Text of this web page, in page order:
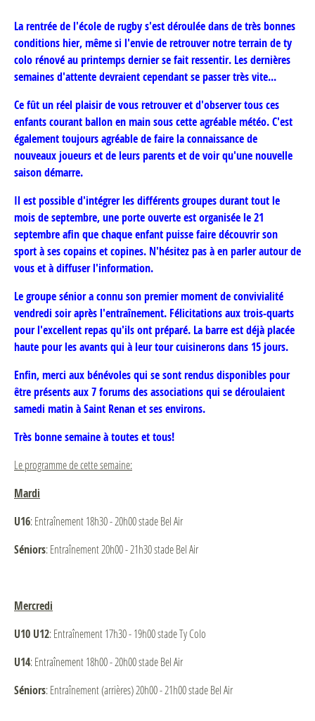
La rentrée de l'école de rugby s'est déroulée dans de très bonnes
conditions hier, même si l'envie de retrouver notre terrain de ty
colo rénové au printemps dernier se fait ressentir. Les dernières
semaines d'attente devraient cependant se passer très vite...
Ce fût un réel plaisir de vous retrouver et d'observer tous ces
enfants courant ballon en main sous cette agréable météo. C'est
également toujours agréable de faire la connaissance de
nouveaux joueurs et de leurs parents et de voir qu'une nouvelle
saison démarre.
Il est possible d'intégrer les différents groupes durant tout le
mois de septembre, une porte ouverte est organisée le 21
septembre afin que chaque enfant puisse faire découvrir son
sport à ses copains et copines. N'hésitez pas à en parler autour de
vous et à diffuser l'information.
Le groupe sénior a connu son premier moment de convivialité
vendredi soir après l'entraînement. Félicitations aux trois-quarts
pour l'excellent repas qu'ils ont préparé. La barre est déjà placée
haute pour les avants qui à leur tour cuisinerons dans 15 jours.
Enfin, merci aux bénévoles qui se sont rendus disponibles pour
être présents aux 7 forums des associations qui se déroulaient
samedi matin à Saint Renan et ses environs.
Très bonne semaine à toutes et tous!
Le programme de cette semaine:
Mardi
U16: Entraînement 18h30 - 20h00 stade Bel Air
Séniors: Entraînement 20h00 - 21h30 stade Bel Air
Mercredi
U10 U12: Entraînement 17h30 - 19h00 stade Ty Colo
U14: Entraînement 18h00 - 20h00 stade Bel Air
Séniors: Entraînement (arrières) 20h00 - 21h00 stade Bel Air